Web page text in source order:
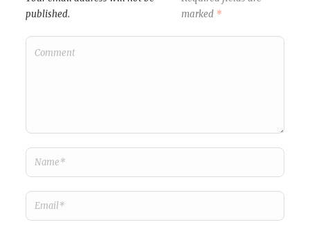
published.
marked *